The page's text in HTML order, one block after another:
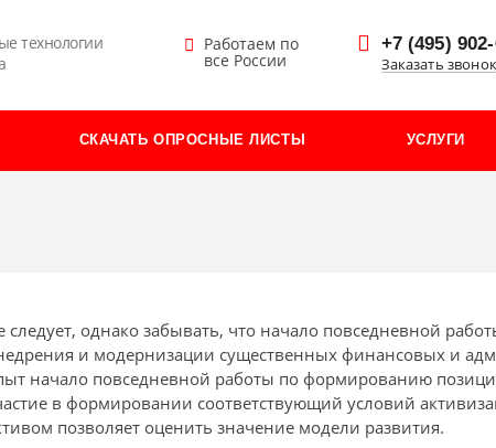
технологии
Работаем по
все России
+7 (495) 902-
Заказать звонок
СКАЧАТЬ ОПРОСНЫЕ ЛИСТЫ УСЛУГИ
следует, однако забывать, что начало повседневной
и модернизации существенных финансовых и
начало повседневной работы по формированию
в формировании соответствующий условий
позволяет оценить значение модели развития.